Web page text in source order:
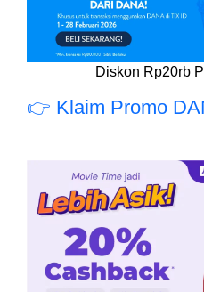
Diskon Rp20rb
👉 Klaim Promo